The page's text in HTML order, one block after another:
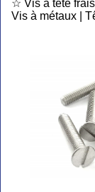
☆ Vis à tête
Vis à métaux |